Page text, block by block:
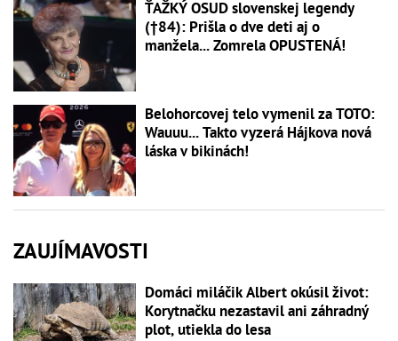
ŤAŽKÝ OSUD slovenskej legendy
(†84): Prišla o dve deti aj o
manžela... Zomrela OPUSTENÁ!
Belohorcovej telo vymenil za TOTO:
Wauuu... Takto vyzerá Hájkova nová
láska v bikinách!
ZAUJÍMAVOSTI
Domáci miláčik Albert okúsil život:
Korytnačku nezastavil ani záhradný
plot, utiekla do lesa